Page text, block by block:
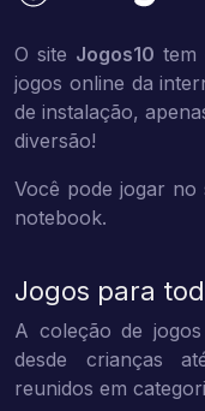
O site Jogos10 tem
jogos online da
de instalação,
diversão!
Você pode jogar
notebook.
Jogos para
A coleção de
desde crianças
reunidos em